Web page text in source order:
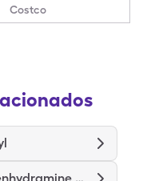
Costco